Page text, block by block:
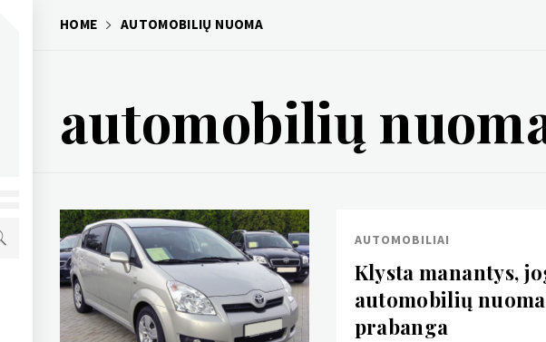
HOME AUTOMOBILIŲ NUOMA
automobilių
AUTOMOBILIAI
Klysta manantys,
automobilių
prabanga